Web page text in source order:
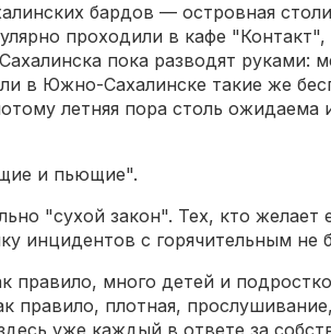
бардов — островная
проходили в кафе
пока разводят руками:
в Южно-Сахалинске такие же
летняя пора столь
и пьющие".
"сухой закон". Тех, кто желает
инцидентов с горячительным не
много детей и
правило, плотная,